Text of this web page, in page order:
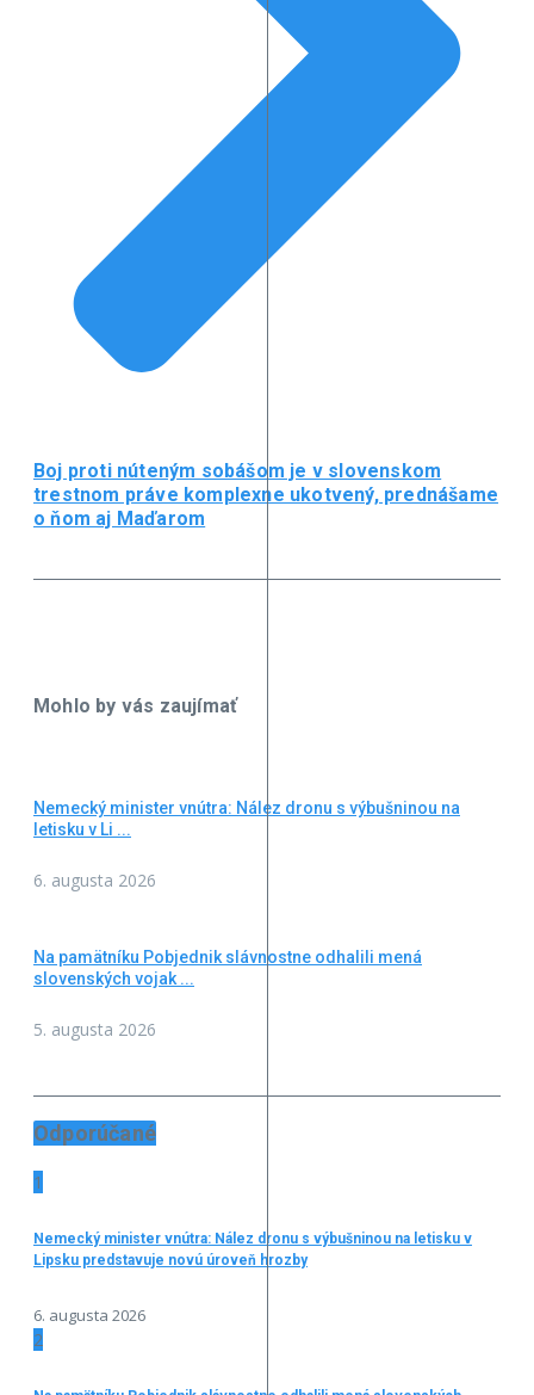
Boj proti núteným sobášom je v slovenskom
trestnom práve komplexne ukotvený, prednášame
o ňom aj Maďarom
Mohlo by vás zaujímať
Nemecký minister vnútra: Nález dronu s výbušninou na
letisku v Li ...
6. augusta 2026
Na pamätníku Pobjednik slávnostne odhalili mená
slovenských vojak ...
5. augusta 2026
Odporúčané
1
Nemecký minister vnútra: Nález dronu s výbušninou na letisku v
Lipsku predstavuje novú úroveň hrozby
6. augusta 2026
2